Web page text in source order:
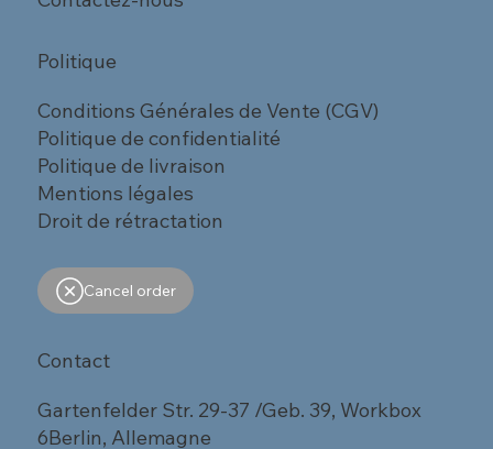
Politique
Conditions Générales de Vente (CGV)
Politique de confidentialité
Politique de livraison
Mentions légales
Droit de rétractation
Cancel order
Contact
Gartenfelder Str. 29-37 /Geb. 39, Workbox
6Berlin, Allemagne